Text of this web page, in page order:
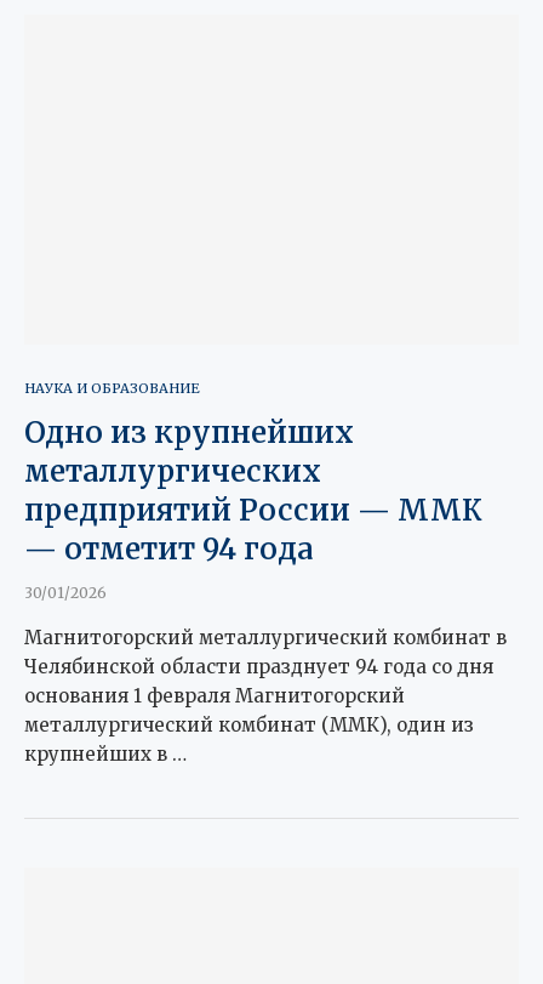
НАУКА И ОБРАЗОВАНИЕ
Одно из крупнейших
металлургических
предприятий России — ММК
— отметит 94 года
30/01/2026
Магнитогорский металлургический комбинат в
Челябинской области празднует 94 года со дня
основания 1 февраля Магнитогорский
металлургический комбинат (ММК), один из
крупнейших в …